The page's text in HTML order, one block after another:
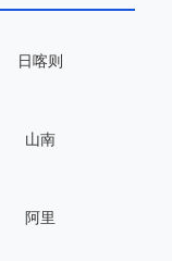
日喀则
山南
阿里